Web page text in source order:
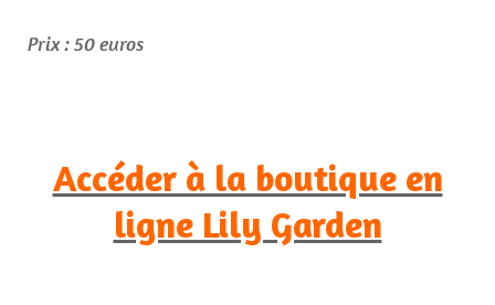
Prix : 50 euros
Accéder à la boutique en
ligne Lily Garden